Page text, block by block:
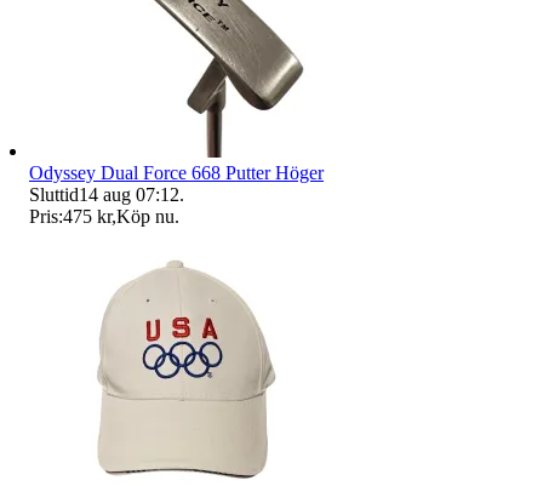
Odyssey Dual Force 668 Putter Höger
Sluttid14 aug 07:12.
Pris:475 kr,Köp nu.